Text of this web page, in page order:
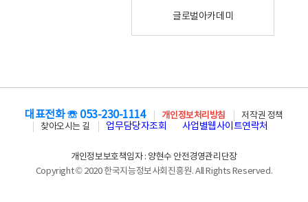
글로벌아카데미
대표전화 ☏ 053-230-1114 개인정보처리방침
저작권 정책
찾아오시는 길
업무담당자조회 사업별웹사이트연락처
개인정보보호책임자 : 양현수 안전경영관리단장
Copyright © 2020 한국지능정보사회진흥원. All Rights Reserved.